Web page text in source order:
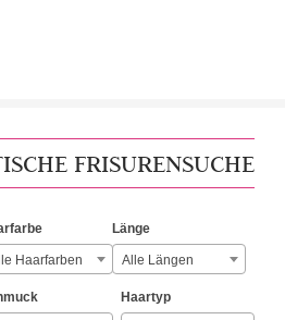
FRISURENSUCHE
Haarfarben
Länge
Alle Längen
Haartyp